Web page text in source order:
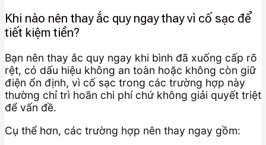
Khi nào nên thay ắc quy ngay thay vì cố sạc để
tiết kiệm tiền?
Bạn nên thay ắc quy ngay khi bình đã xuống cấp rõ
rệt, có dấu hiệu không an toàn hoặc không còn giữ
điện ổn định, vì cố sạc trong các trường hợp này
thường chỉ trì hoãn chi phí chứ không giải quyết triệt
để vấn đề.
Cụ thể hơn, các trường hợp nên thay ngay gồm: